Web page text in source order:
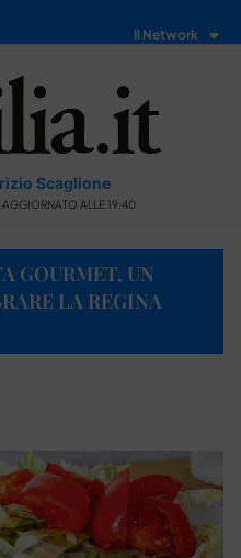
Il Network
Scaglione
ALLE 19:40
GOURMET, UN
LA REGINA